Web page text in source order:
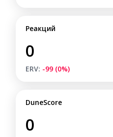
Реакций
0
ERV: -99 (0%)
DuneScore
0